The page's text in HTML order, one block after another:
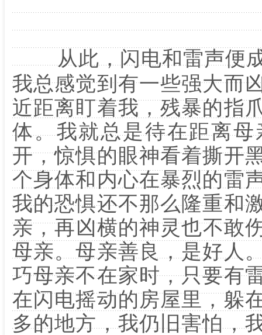
从此，闪电和雷声便
我总感觉到有一些强大而
近距离盯着我，残暴的指
体。我就总是待在距离
开，惊惧的眼神看着撕开
个身体和内心在暴烈的雷
我的恐惧还不那么隆重和
亲，再凶横的神灵也不敢
母亲。母亲善良，是好人
巧母亲不在家时，只要有
在闪电摇动的房屋里，躲
多的地方，我仍旧害怕，